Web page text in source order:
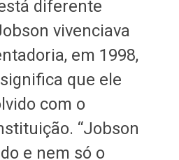
diferente
vivenciava
em 1998,
que ele
com o
“Jobson
e nem só o